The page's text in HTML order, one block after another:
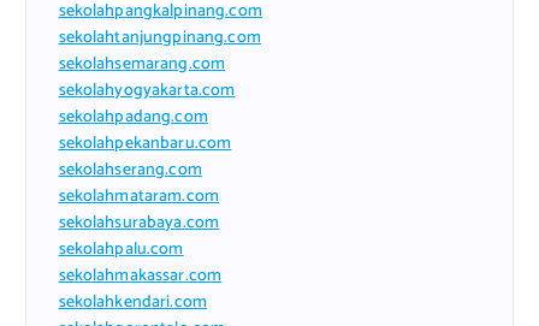
sekolahpangkalpinang.com
sekolahtanjungpinang.com
sekolahsemarang.com
sekolahyogyakarta.com
sekolahpadang.com
sekolahpekanbaru.com
sekolahserang.com
sekolahmataram.com
sekolahsurabaya.com
sekolahpalu.com
sekolahmakassar.com
sekolahkendari.com